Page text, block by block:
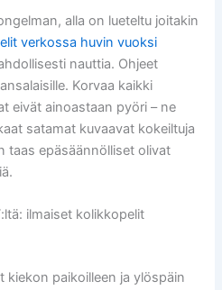
alla on lueteltu joitakin
verkossa huvin vuoksi
nauttia. Ohjeet
Korvaa kaikki
eivät ainoastaan ​​pyöri – ne
satamat kuvaavat kokeiltuja
taas epäsäännölliset olivat
ilmaiset kolikkopelit
kiekon paikoilleen ja ylöspäin